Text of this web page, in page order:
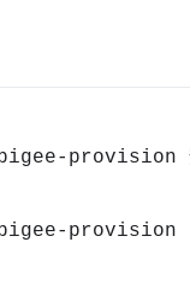
provision
provision